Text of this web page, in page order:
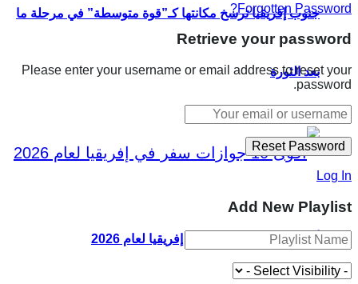
جنوب إفريقيا ترسخ مكانتها كـ”قوة متوسطة” في مرحلة ما
بعد الثورة
أقوى 10 جوازات سفر في إفريقيا لعام 2026
Forgotten Password?
Retrieve your password
Please enter your username or email address to reset your
password.
Log In
Add New Playlist